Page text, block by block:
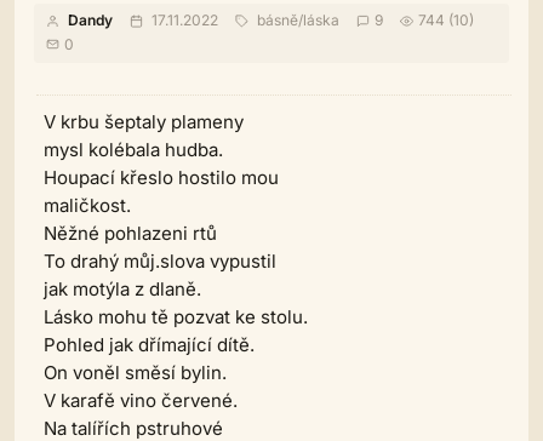
Dandy 17.11.2022 básně/láska 9
744 (10)
0
V krbu šeptaly plameny
mysl kolébala hudba.
Houpací křeslo hostilo mou
maličkost.
Něžné pohlazeni rtů
To drahý můj.slova vypustil
jak motýla z dlaně.
Lásko mohu tě pozvat ke stolu.
Pohled jak dřímající dítě.
On voněl směsí bylin.
V karafě vino červené.
Na talířích pstruhové